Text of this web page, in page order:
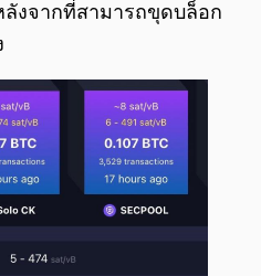
งจากที่สามารถขุดบล็อก